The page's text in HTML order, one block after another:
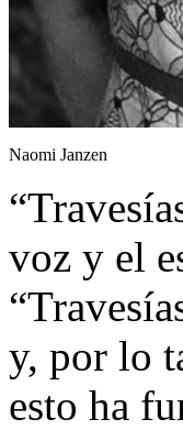
Naomi Janzen
voz y el
y, por lo
esto ha